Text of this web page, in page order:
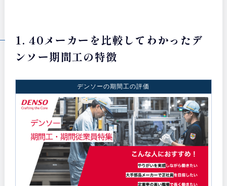
1. 40メーカーを比較してわかったデ
ンソー期間工の特徴
デンソーの期間工の評価